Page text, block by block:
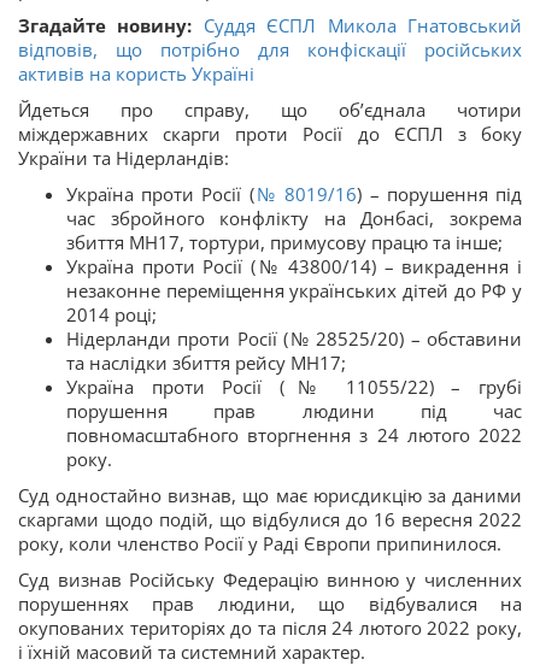
Згадайте новину: Суддя ЄСПЛ Микола Гнатовський
відповів, що потрібно для конфіскації російських
активів на користь Україні
Йдеться про справу, що об’єднала чотири
міждержавних скарги проти Росії до ЄСПЛ з боку
України та Нідерландів:
Україна проти Росії (№ 8019/16) – порушення під
час збройного конфлікту на Донбасі, зокрема
збиття MH17, тортури, примусову працю та інше;
Україна проти Росії (№ 43800/14) – викрадення і
незаконне переміщення українських дітей до РФ у
2014 році;
Нідерланди проти Росії (№ 28525/20) – обставини
та наслідки збиття рейсу MH17;
Україна проти Росії (№ 11055/22) – грубі
порушення прав людини під час
повномасштабного вторгнення з 24 лютого 2022
року.
Суд одностайно визнав, що має юрисдикцію за даними
скаргами щодо подій, що відбулися до 16 вересня 2022
року, коли членство Росії у Раді Європи припинилося.
Суд визнав Російську Федерацію винною у численних
порушеннях прав людини, що відбувалися на
окупованих територіях до та після 24 лютого 2022 року,
і їхній масовий та системний характер.